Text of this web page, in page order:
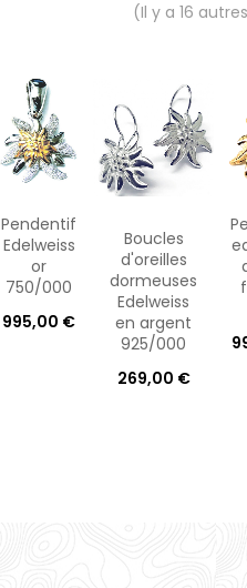
(Il y a 16
Pendentif
Edelweiss
or
750/000
995,00 €
Boucles
d'oreilles
dormeuses
Edelweiss
en argent
925/000
269,00 €